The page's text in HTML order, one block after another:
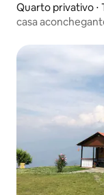
Quarto privativo ⋅
casa